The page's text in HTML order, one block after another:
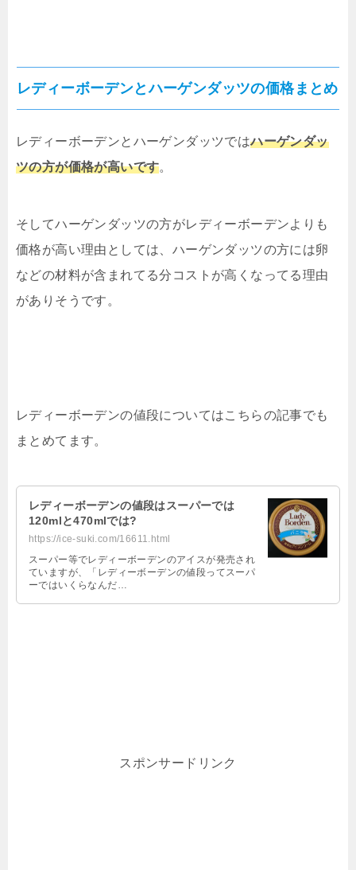
レディーボーデンとハーゲンダッツの価格まとめ
レディーボーデンとハーゲンダッツではハーゲンダッ
ツの方が価格が高いです。
そしてハーゲンダッツの方がレディーボーデンよりも
価格が高い理由としては、ハーゲンダッツの方には卵
などの材料が含まれてる分コストが高くなってる理由
がありそうです。
レディーボーデンの値段についてはこちらの記事でも
まとめてます。
レディーボーデンの値段はスーパーでは
120mlと470mlでは?
https://ice-suki.com/16611.html
スーパー等でレディーボーデンのアイスが発売され
ていますが、「レディーボーデンの値段ってスーパ
ーではいくらなんだ…
スポンサードリンク